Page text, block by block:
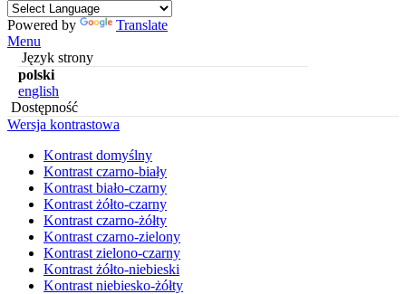
Powered by
Translate
Menu
Język strony
polski
english
Dostępność
Wersja kontrastowa
Kontrast domyślny
Kontrast czarno-biały
Kontrast biało-czarny
Kontrast żółto-czarny
Kontrast czarno-żółty
Kontrast czarno-zielony
Kontrast zielono-czarny
Kontrast żółto-niebieski
Kontrast niebiesko-żółty